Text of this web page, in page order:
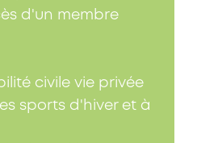
d'un membre
civile vie privée
sports d'hiver et à